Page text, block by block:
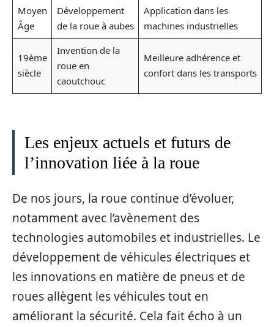
Moyen
Âge
Développement
de la roue à aubes
Application dans les
machines industrielles
19ème
siècle
Invention de la
roue en
caoutchouc
Meilleure adhérence et
confort dans les transports
Les enjeux actuels et futurs de
l’innovation liée à la roue
De nos jours, la roue continue d’évoluer,
notamment avec l’avènement des
technologies automobiles et industrielles. Le
développement de véhicules électriques et
les innovations en matière de pneus et de
roues allègent les véhicules tout en
améliorant la sécurité. Cela fait écho à un